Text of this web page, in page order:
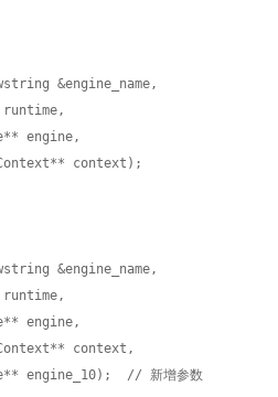
&engine_name,
context);
&engine_name,
engine_10);  // 新增参数